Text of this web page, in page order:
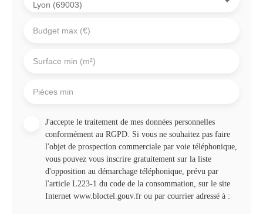
Date de réalisation du DPE : 13/01/2026. Référence de l'annonce
renseignements ou pour organiser une visite, contacter Martinez
Lyon (69003)
Budget max (€)
Surface min (m²)
Pièces min
J'accepte le traitement de mes données personnelles
conformément au RGPD. Si vous ne souhaitez pas faire
l'objet de prospection commerciale par voie téléphonique,
vous pouvez vous inscrire gratuitement sur la liste
d'opposition au démarchage téléphonique, prévu par
l'article L223-1 du code de la consommation, sur le site
Internet www.bloctel.gouv.fr ou par courrier adressé à :